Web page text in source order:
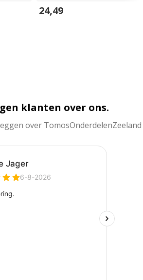
24,49
klanten over ons.
over TomosOnderdelenZeeland